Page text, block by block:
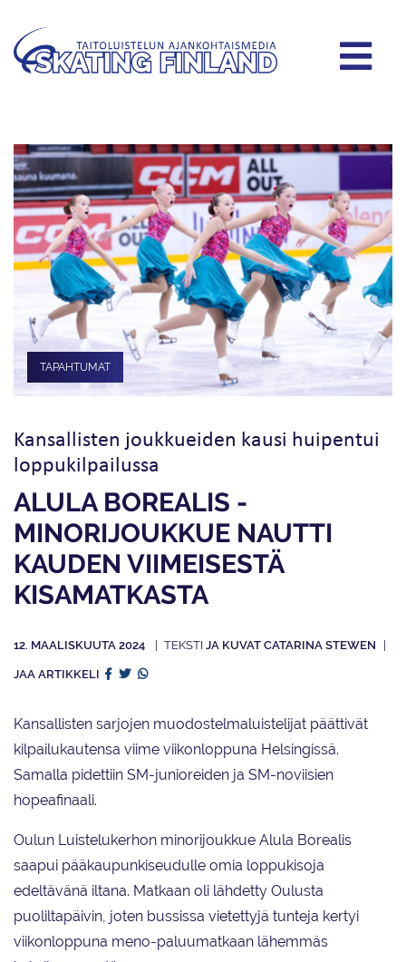
TAPAHTUMAT
Kansallisten joukkueiden kausi huipentui
loppukilpailussa
ALULA BOREALIS -
MINORIJOUKKUE NAUTTI
KAUDEN VIIMEISESTÄ
KISAMATKASTA
12. MAALISKUUTA 2024 JA KUVAT CATARINA STEWEN
JAA ARTIKKELI
Kansallisten sarjojen muodostelmaluistelijat päättivät
kilpailukautensa viime viikonloppuna Helsingissä.
Samalla pidettiin SM-junioreiden ja SM-noviisien
hopeafinaali.
Oulun Luistelukerhon minorijoukkue Alula Borealis
saapui pääkaupunkiseudulle omia loppukisoja
edeltävänä iltana. Matkaan oli lähdetty Oulusta
puoliltapäivin, joten bussissa vietettyjä tunteja kertyi
viikonloppuna meno-paluumatkaan lähemmäs